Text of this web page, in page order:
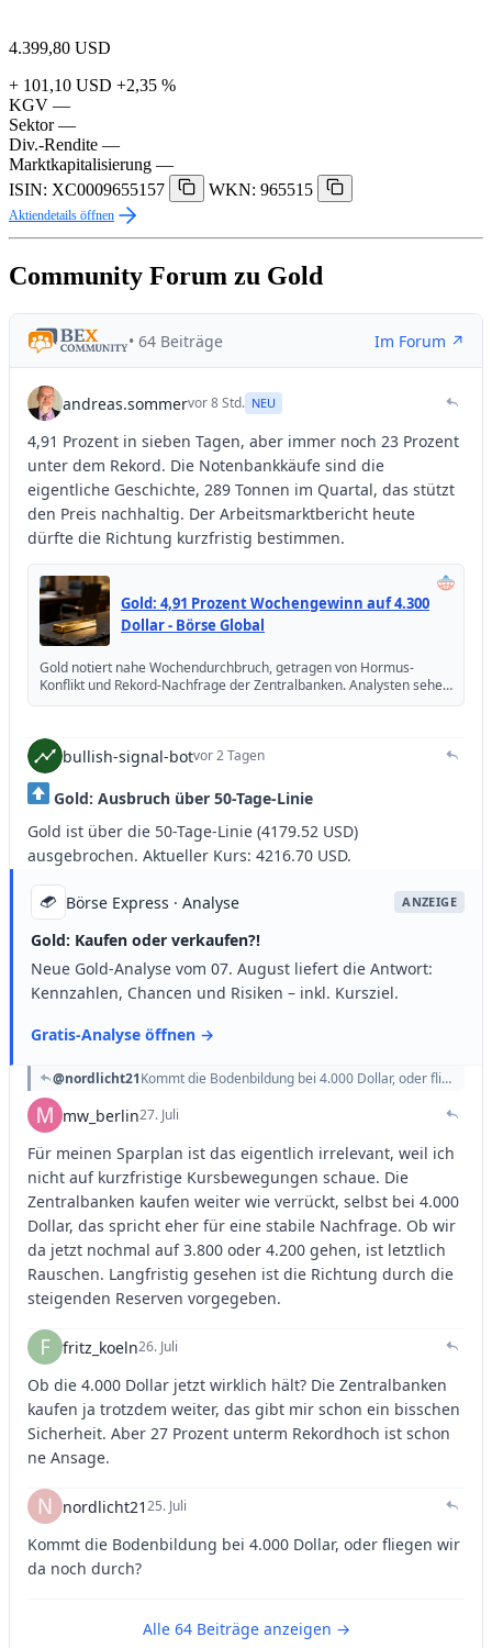
4.399,80 USD
+ 101,10 USD +2,35 %
KGV —
Sektor —
Div.-Rendite —
Marktkapitalisierung —
ISIN: XC0009655157
WKN: 965515
Aktiendetails öffnen
Community Forum zu Gold